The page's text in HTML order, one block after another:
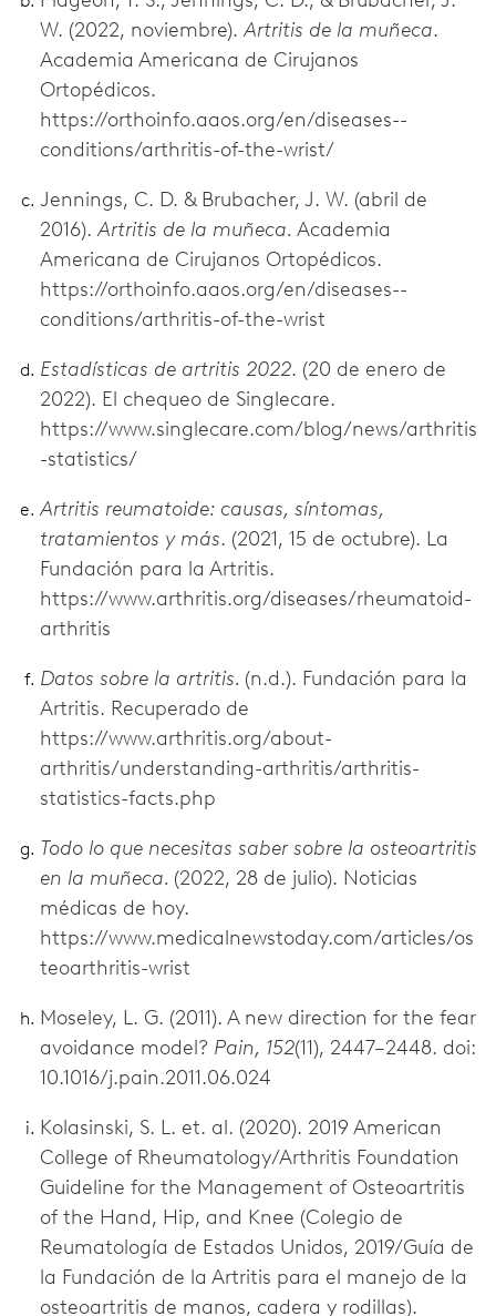
W. (2022, noviembre).Artritis de la muñeca.
Academia Americana de Cirujanos
Ortopédicos.
https://orthoinfo.aaos.org/en/diseases--
conditions/arthritis-of-the-wrist/
Jennings, C. D. & Brubacher, J. W. (abril de
2016).Artritis de la muñeca. Academia
Americana de Cirujanos Ortopédicos.
https://orthoinfo.aaos.org/en/diseases--
conditions/arthritis-of-the-wrist
Estadísticas de artritis 2022. (20 de enero de
2022). El chequeo de Singlecare.
https://www.singlecare.com/blog/news/arthritis
-statistics/
Artritis reumatoide: causas, síntomas,
tratamientos y más. (2021, 15 de octubre). La
Fundación para la Artritis.
https://www.arthritis.org/diseases/rheumatoid-
arthritis
Datos sobre la artritis. (n.d.). Fundación para la
Artritis. Recuperado de
https://www.arthritis.org/about-
arthritis/understanding-arthritis/arthritis-
statistics-facts.php
Todo lo que necesitas saber sobre la osteoartritis
en la muñeca. (2022, 28 de julio). Noticias
médicas de hoy.
https://www.medicalnewstoday.com/articles/os
teoarthritis-wrist
Moseley, L. G. (2011). A new direction for the fear
avoidance model? Pain, 152(11), 2447–2448. doi:
10.1016/j.pain.2011.06.024
Kolasinski, S. L. et. al. (2020). 2019 American
College of Rheumatology/Arthritis Foundation
Guideline for the Management of Osteoartritis
of the Hand, Hip, and Knee (Colegio de
Reumatología de Estados Unidos, 2019/Guía de
la Fundación de la Artritis para el manejo de la
osteoartritis de manos, cadera y rodillas).